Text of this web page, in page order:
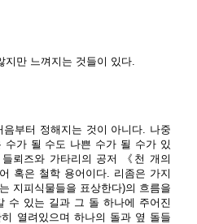
만 느껴지는 것들이 있다.
부터 정해지는 것이 아니다. 나중
가 될 수도 나쁜 수가 될 수가 있
뢰즈와 가타리의 공저 《천 개의
혹은 철학 용어이다. 리좀은 가지
지피식물들을 표상한다)의 흐름을
수 있는 길과 그 돌 하나에 주어진
열려있으며 하나의 돌과 옆 돌들